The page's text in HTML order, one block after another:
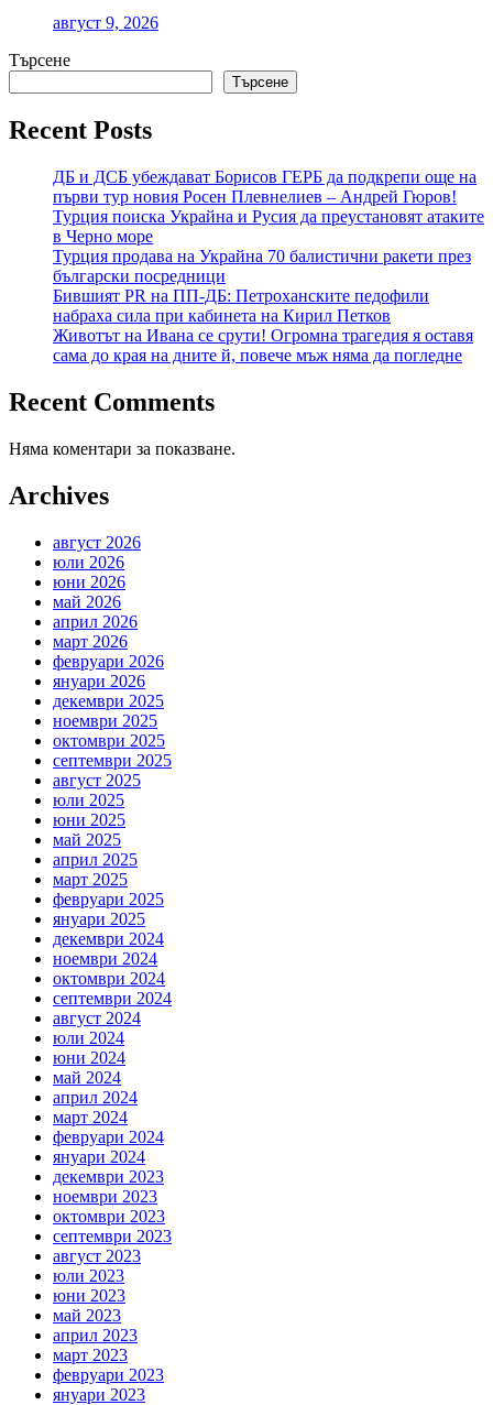
август 9, 2026
Търсене
Търсене
Recent Posts
ДБ и ДСБ убеждават Борисов ГЕРБ да подкрепи още на
първи тур новия Росен Плевнелиев – Андрей Гюров!
Турция поиска Украйна и Русия да преустановят атаките
в Черно море
Турция продава на Украйна 70 балистични ракети през
български посредници
Бившият PR на ПП-ДБ: Петроханските педофили
набраха сила при кабинета на Кирил Петков
Животът на Ивана се срути! Огромна трагедия я оставя
сама до края на дните й, повече мъж няма да погледне
Recent Comments
Няма коментари за показване.
Archives
август 2026
юли 2026
юни 2026
май 2026
април 2026
март 2026
февруари 2026
януари 2026
декември 2025
ноември 2025
октомври 2025
септември 2025
август 2025
юли 2025
юни 2025
май 2025
април 2025
март 2025
февруари 2025
януари 2025
декември 2024
ноември 2024
октомври 2024
септември 2024
август 2024
юли 2024
юни 2024
май 2024
април 2024
март 2024
февруари 2024
януари 2024
декември 2023
ноември 2023
октомври 2023
септември 2023
август 2023
юли 2023
юни 2023
май 2023
април 2023
март 2023
февруари 2023
януари 2023